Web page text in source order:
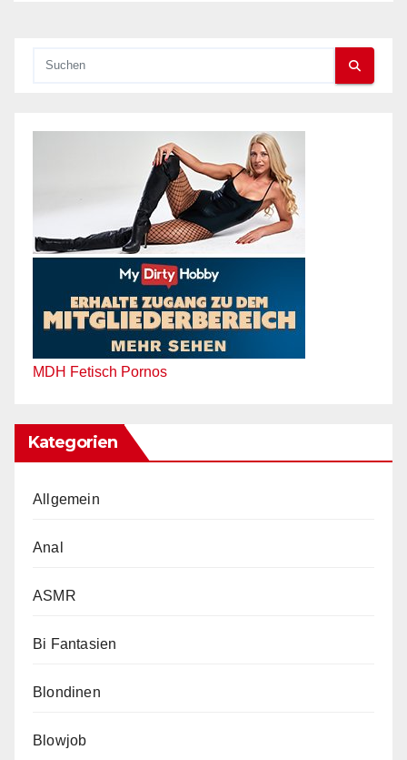
MDH Fetisch Pornos
Kategorien
Allgemein
Anal
ASMR
Bi Fantasien
Blondinen
Blowjob